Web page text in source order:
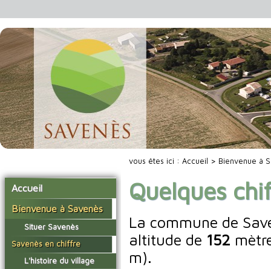
Accueil
Bienvenue à Savenès
Situer Savenès
Savenès en chiffre
L'histoire du village
vous êtes ici : Accueil > Bienvenue à
Quelques
La commune de
altitude de 152
m).